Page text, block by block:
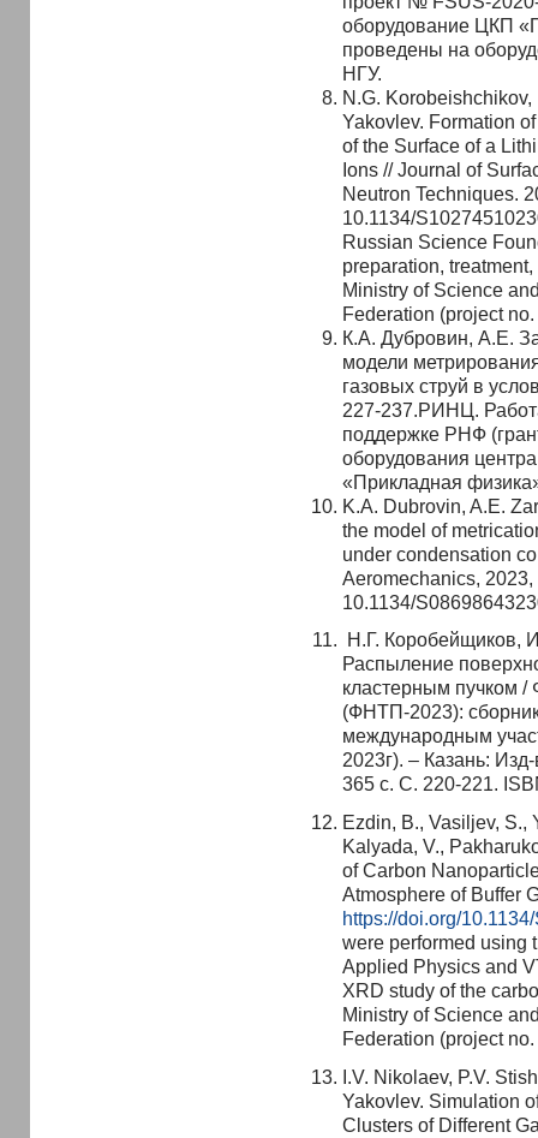
оборудование ЦКП
проведены на
НГУ.
N.G. Korobeishchikov,
Yakovlev. Formation
of the Surface of a
Ions // Journal of
Neutron Techniques.
10.1134/
Russian Science
preparation,
Ministry of Science
Federation (project
К.А. Дубровин, А.Е.
модели
газовых струй в
227-237.РИНЦ.
поддержке РНФ
оборудования
«Прикладная
K.A. Dubrovin, A.E.
the model of
under condensation
Aeromechanics, 2023,
10.1134/
Н.Г. Коробейщиков,
Распыление
кластерным пучком /
(ФНТП-2023):
международным
2023г). – Казань:
365 с. С. 220-221.
Ezdin, B., Vasiljev, S.,
Kalyada, V.,
of Carbon
Atmosphere of Buffer
https://doi.org/
were performed using
Applied Physics and
XRD study of the
Ministry of Science
Federation (project
I.V. Nikolaev, P.V.
Yakovlev. Simulation
Clusters of Different